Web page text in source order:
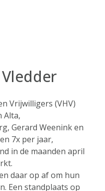
Vrijwilligers (VHV)
Alta,
Gerard Weenink en
7x per jaar,
in de maanden april
daar op af om hun
Een standplaats op